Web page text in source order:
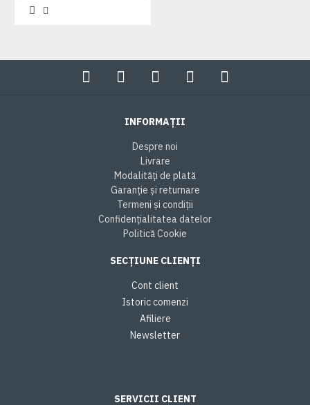
INFORMAȚII
Despre noi
Livrare
Modalități de plată
Garanție și returnare
Termeni și condiții
Confidențialitatea datelor
Politică Cookie
SECȚIUNE CLIENȚI
Cont client
Istoric comenzi
Afiliere
Newsletter
SERVICII CLIENT